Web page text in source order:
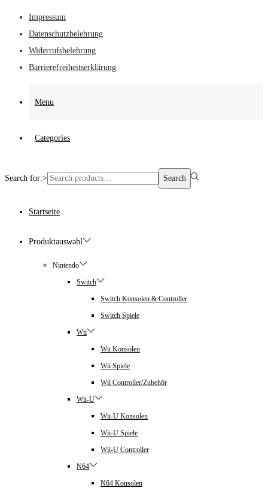
Impressum
Datenschutzbelehrung
Widerrufsbelehrung
Barrierefreiheitserklärung
Menu
Categories
Search for:> Search
Startseite
Produktauswahl
Nintendo
Switch
Switch Konsolen & Controller
Switch Spiele
Wii
Wii Konsolen
Wii Spiele
Wii Controller/Zubehör
Wii-U
Wii-U Konsolen
Wii-U Spiele
Wii-U Controller
N64
N64 Konsolen